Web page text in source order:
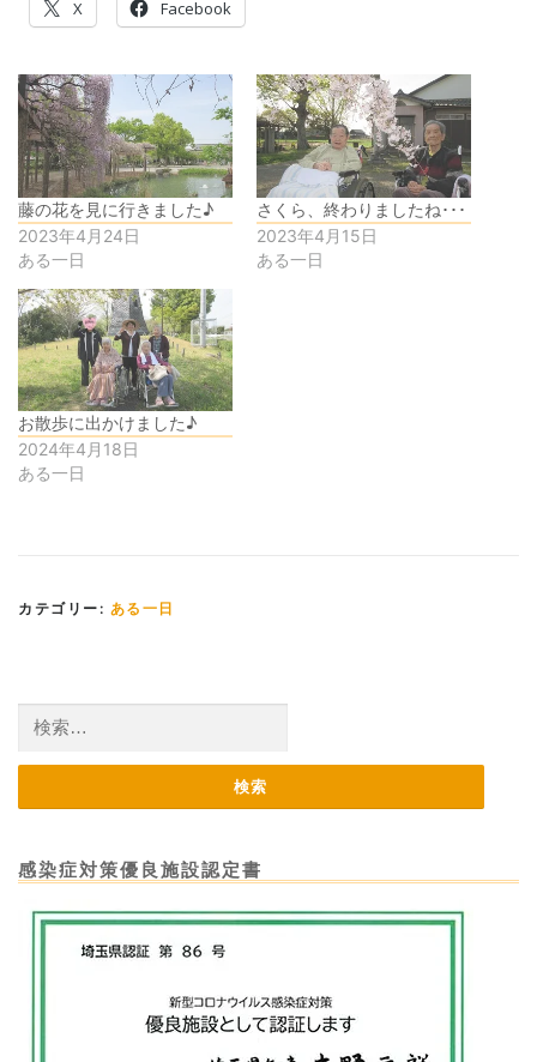
X Facebook
藤の花を見に行きました♪
2023年4月24日
ある一日
さくら、終わりましたね･･･
2023年4月15日
ある一日
お散歩に出かけました♪
2024年4月18日
ある一日
カテゴリー: ある一日
索:
感染症対策優良施設認定書